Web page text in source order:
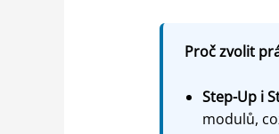
Proč zvolit
Step-Up i
modulů,